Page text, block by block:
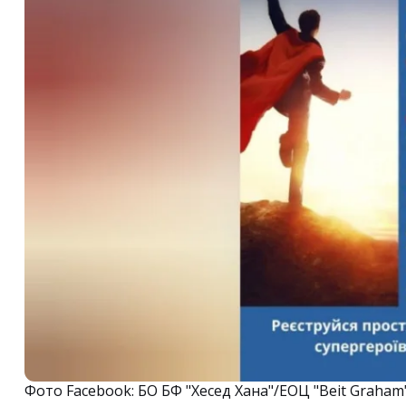
Фото Facebook: БО БФ "Хесед Хана"/ЕОЦ "Beit